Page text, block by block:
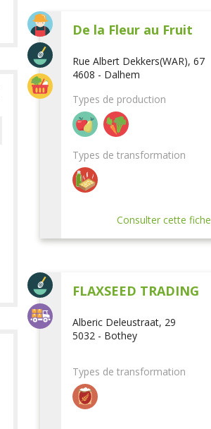
De la Fleur au Fruit
Rue Albert Dekkers(WAR), 67
4608 - Dalhem
Types de production
Types de transformation
Consulter cette fiche
FLAXSEED TRADING
Alberic Deleustraat, 29
5032 - Bothey
Types de transformation